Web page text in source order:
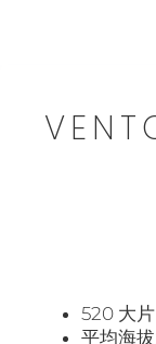
520 大
平均海拔